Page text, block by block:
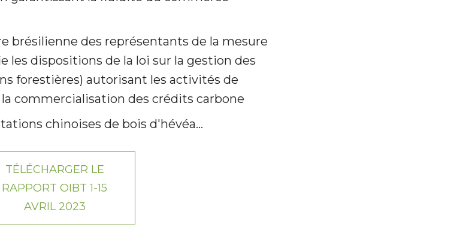
brésilienne des représentants de la mesure
les dispositions de la loi sur la gestion des
forestières) autorisant les activités de
commercialisation des crédits carbone
chinoises de bois d'hévéa…
TÉLÉCHARGER LE
RAPPORT OIBT 1-15
AVRIL 2023